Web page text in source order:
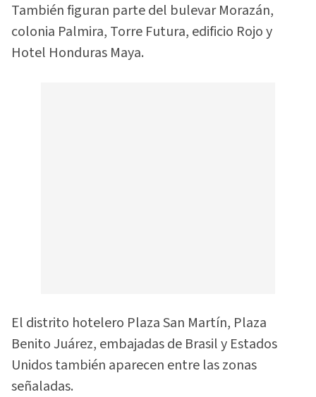
También figuran parte del bulevar Morazán,
colonia Palmira, Torre Futura, edificio Rojo y
Hotel Honduras Maya.
El distrito hotelero Plaza San Martín, Plaza
Benito Juárez, embajadas de Brasil y Estados
Unidos también aparecen entre las zonas
señaladas.